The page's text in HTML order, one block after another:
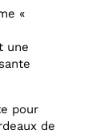
«
une
pour
de